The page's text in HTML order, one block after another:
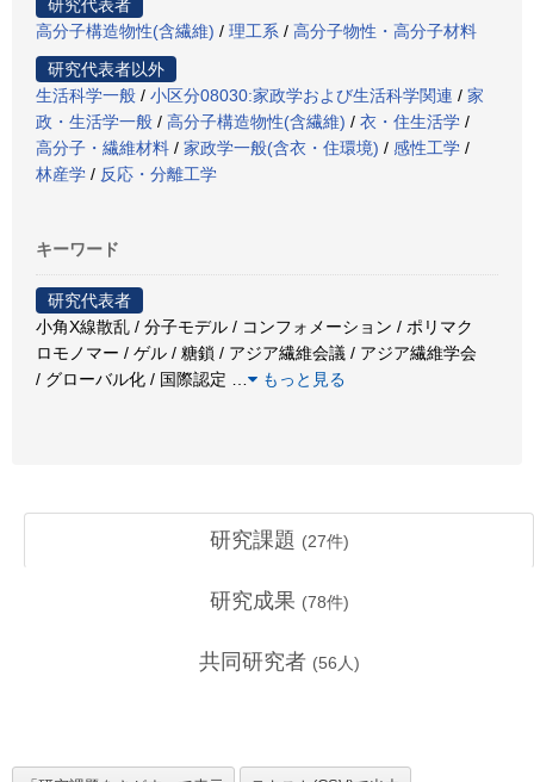
研究代表者
高分子構造物性(含繊維) / 理工系 / 高分子物性・高分子材料
研究代表者以外
生活科学一般 / 小区分08030:家政学および生活科学関連 / 家
政・生活学一般 / 高分子構造物性(含繊維) / 衣・住生活学 /
高分子・繊維材料 / 家政学一般(含衣・住環境) / 感性工学 /
林産学 / 反応・分離工学
キーワード
研究代表者
小角X線散乱 / 分子モデル / コンフォメーション / ポリマク
ロモノマー / ゲル / 糖鎖 / アジア繊維会議 / アジア繊維学会
/ グローバル化 / 国際認定
もっと見る
研究課題 (27件)
研究成果 (78件)
共同研究者 (56 人)